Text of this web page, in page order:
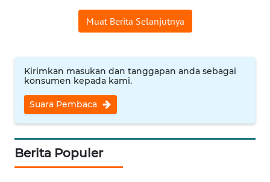
Muat Berita Selanjutnya
Kirimkan masukan dan tanggapan anda sebagai
konsumen kepada kami.
Suara Pembaca
Berita Populer
WN
CIREBON
WN
WN